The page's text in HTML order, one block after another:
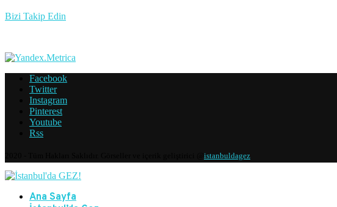
Bizi Takip Edin
Facebook
Twitter
Instagram
Pinterest
Youtube
Rss
istanbuldagez
Ana Sayfa